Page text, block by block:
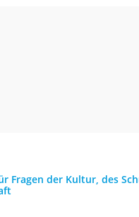
Fragen der Kultur, des